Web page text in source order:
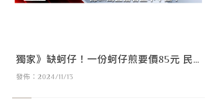
獨家》缺蚵仔！一份蚵仔煎要價85元 民
發佈：2024/11/13